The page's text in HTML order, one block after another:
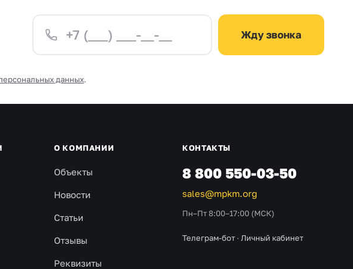
Жду звонка
данных.
О КОМПАНИИ
Объекты
Новости
Статьи
Отзывы
Реквизиты
КОНТАКТЫ
8 800 550-03-50
sales@mpkm.org
Пн–Пт 8:00–17:00 (МСК)
Телеграм-бот · Личный кабинет